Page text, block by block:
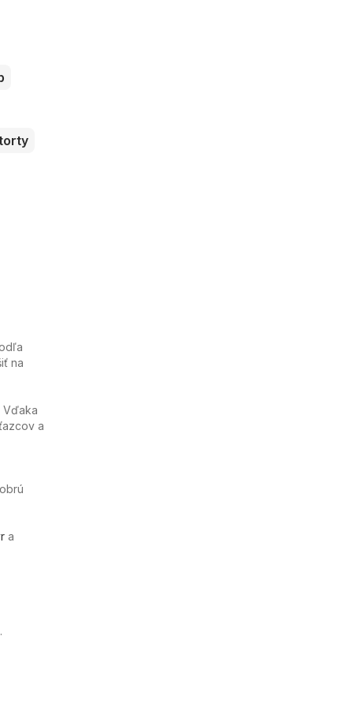
na
Vďaka
a
a